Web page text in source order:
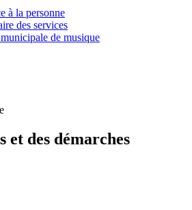
à la personne
des services
de musique
et des démarches